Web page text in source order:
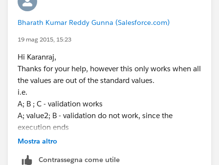
Thanks,
Karanraj
Bharath Kumar Reddy Gunna (Salesforce.com)
19 mag 2015, 15:23
Hi Karanraj,
Thanks for your help, however this only works when all
the values are out of the standard values.
i.e.
A; B ; C - validation works
A; value2; B - validation do not work, since the
execution ends
at IF(INCLUDES(MSP__c,'value2'),False, which is False.
Mostra altro
Contrassegna come utile